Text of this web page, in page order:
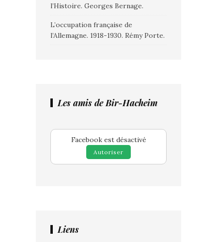
l’Histoire. Georges Bernage.
L’occupation française de
l’Allemagne. 1918-1930. Rémy Porte.
Les amis de Bir-Hacheim
Facebook est désactivé
Autoriser
Liens